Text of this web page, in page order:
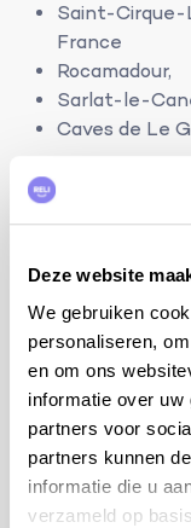
Deze website
We gebruiken
personaliseren,
en om ons
informatie over
partners voor
partners kunnen
informatie die u
verzameld op
Saint-Cirque-
France
Rocamadour,
Sarlat-le-
Caves de Le
2 chambres à
lit de 160 cm,
lit de 160 cm,
bains avec
terrain:
maison: 140m²
domaine
piscine:
escalier
douche